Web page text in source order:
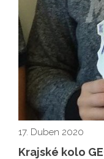
17. Duben 2020
Krajské kolo